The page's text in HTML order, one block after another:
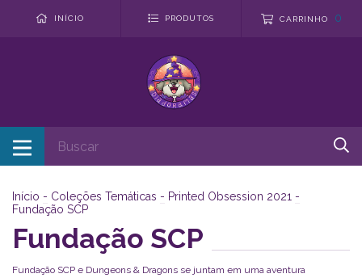
INÍCIO PRODUTOS CARRINHO 0
Início - Coleções Temáticas - Printed Obsession 2021 -
Fundação SCP
Fundação SCP
Fundação SCP e Dungeons & Dragons se juntam em uma aventura